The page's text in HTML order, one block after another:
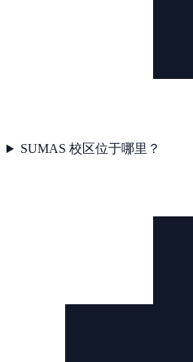
SUMAS 校区位于哪里？